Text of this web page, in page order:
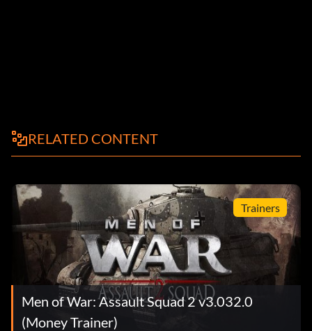
RELATED CONTENT
Trainers
Men of War: Assault Squad 2 v3.032.0
(Money Trainer)